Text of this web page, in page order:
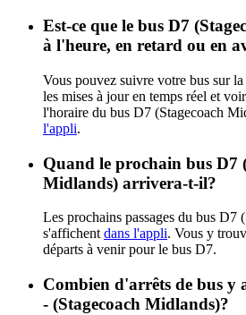
Est-ce que le bus D7
à l'heure, en retard ou en
Vous pouvez suivre votre bus sur
les mises à jour en temps réel et
l'horaire du bus D7 (Stagecoach
l'appli.
Quand le prochain bus D7
Midlands) arrivera-t-il?
Les prochains passages du bus D7
s'affichentdans l'appli. Vous y
départs à venir pour le bus D7.
Combien d'arrêts de bus y
- (Stagecoach Midlands)?